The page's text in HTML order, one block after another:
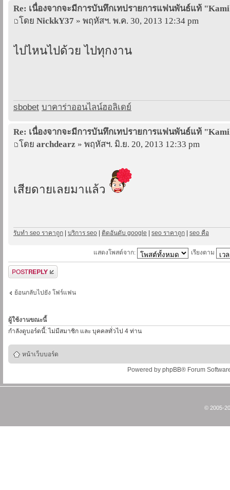
Re: เนื่องจากจะมีการบันทึกเทปรายการแฟนพันธ์แท้
โดย NickkY37 » พฤหัสฯ. พ.ค. 30, 2013 12:34 pm
ไปไหนไปด้วย ไปทุกงาน
sbobet บาคาร่าออนไลน์ฮอลิเดย์
Re: เนื่องจากจะมีการบันทึกเทปรายการแฟนพันธ์แท้
โดย archdearz » พฤหัสฯ. มิ.ย. 20, 2013 12:33 pm
เสียดายเลยมาแล้ว
รับทำ seo ราคาถูก บริการ seo ติดอันดับ google seo ราคาถูก seo คือ
แสดงโพสต์จาก: เรียงตาม
ตอบกระทู้
ย้อนกลับไปยัง โฟร์แฟน
ผู้ใช้งานขณะนี้
กำลังดูบอร์ดนี้: ไม่มีสมาชิก และ บุคคลทั่วไป 4 ท่าน
หน้าเว็บบอร์ด
Powered by phpBB® Forum
© 2005-